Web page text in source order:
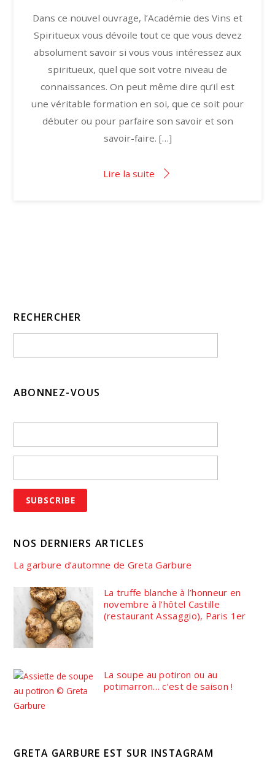
Dans ce nouvel ouvrage, l’Académie des Vins et
Spiritueux vous dévoile tout ce que vous devez
absolument savoir si vous vous intéressez aux
spiritueux, quel que soit votre niveau de
connaissances. On peut même dire qu’il est
une véritable formation en soi, que ce soit pour
débuter ou pour parfaire son savoir et son
savoir-faire. […]
Lire la suite
RECHERCHER
ABONNEZ-VOUS
NOS DERNIERS ARTICLES
La garbure d’automne de Greta Garbure
La truffe blanche à l’honneur en
novembre à l’hôtel Castille
(restaurant Assaggio), Paris 1er
La soupe au potiron ou au
potimarron… c’est de saison !
GRETA GARBURE EST SUR INSTAGRAM